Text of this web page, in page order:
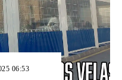
06:53